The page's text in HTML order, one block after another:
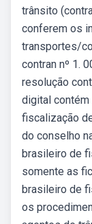
trânsito
conferem os
transportes/
contran nº 1.
resolução
digital contém
fiscalização
do conselho
brasileiro de
somente as
brasileiro de
os